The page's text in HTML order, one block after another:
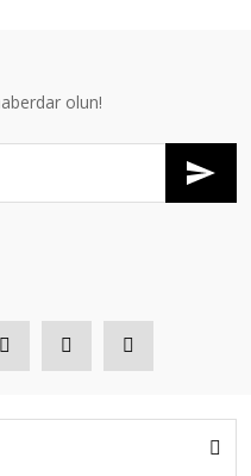
olun!